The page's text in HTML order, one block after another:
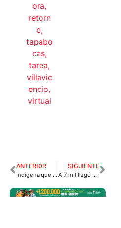
ora,
retorn
o,
tapabo
cas,
tarea,
villavic
encio,
virtual
ANTERIOR
Indígena que mató a un comerciante fue enviado a la cárcel
SIGUIENTE
A 7 mil llegó número de comparendos por incumplir cuarentena en el Meta